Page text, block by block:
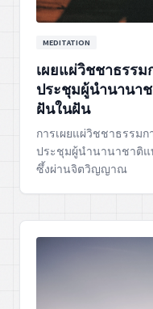
MEDITATION
เผยแผ่วิชชาธรรม
ประชุมผู้นำนานา
ฝันในฝัน
การเผยแผ่วิชชาธรรมก
ประชุมผู้นำนานาชาติแ
ซึ้งผ่านจิตวิญญาณ